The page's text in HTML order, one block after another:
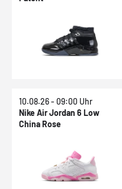
10.08.26 - 09:00 Uhr
Nike Air Jordan 6 Low
China Rose